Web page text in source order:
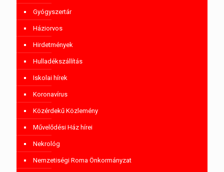
Gyógyszertár
Háziorvos
Hirdetmények
Hulladékszállítás
Iskolai hírek
Koronavírus
Közérdekű Közlemény
Művelődési Ház hírei
Nekrológ
Nemzetiségi Roma Önkormányzat